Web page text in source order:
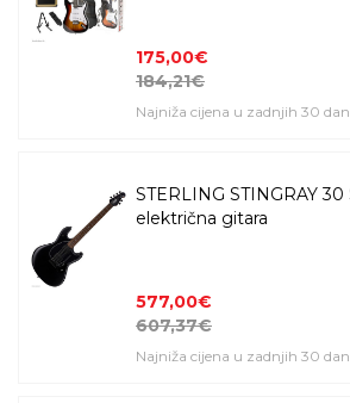
175,00€
184,21€
Najniža cijena u zadnjih 30
STERLING STINGRAY
električna gitara
577,00€
607,37€
Najniža cijena u zadnjih 30